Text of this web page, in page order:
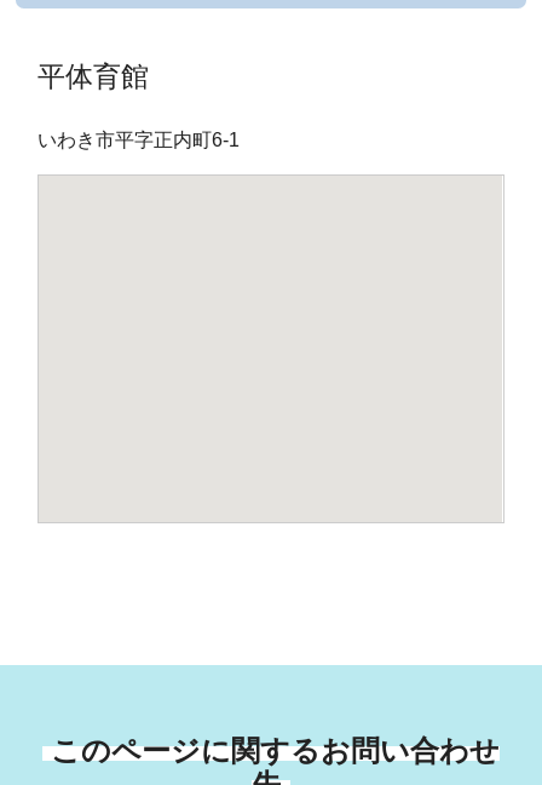
平体育館
いわき市平字正内町6-1
このページに関するお問い合わせ